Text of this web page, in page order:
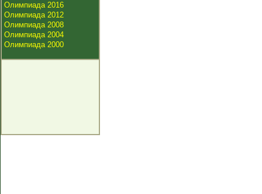
Олимпиада 2016
Олимпиада 2012
Олимпиада 2008
Олимпиада 2004
Олимпиада 2000